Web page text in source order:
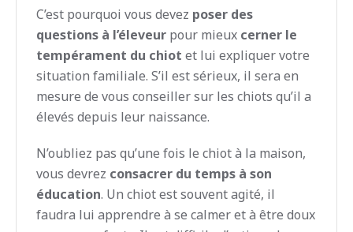
C’est pourquoi vous devez poser des
questions à l’éleveur pour mieux cerner le
tempérament du chiot et lui expliquer votre
situation familiale. S’il est sérieux, il sera en
mesure de vous conseiller sur les chiots qu’il a
élevés depuis leur naissance.
N’oubliez pas qu’une fois le chiot à la maison,
vous devrez consacrer du temps à son
éducation. Un chiot est souvent agité, il
faudra lui apprendre à se calmer et à être doux